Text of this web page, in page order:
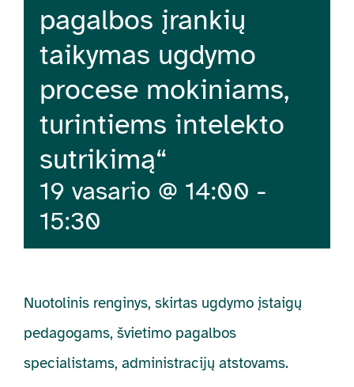
pagalbos įrankių
taikymas ugdymo
procese mokiniams,
turintiems intelekto
sutrikimą“
19 vasario @ 14:00 -
15:30
Nuotolinis renginys, skirtas ugdymo įstaigų
pedagogams, švietimo pagalbos
specialistams, administracijų atstovams.